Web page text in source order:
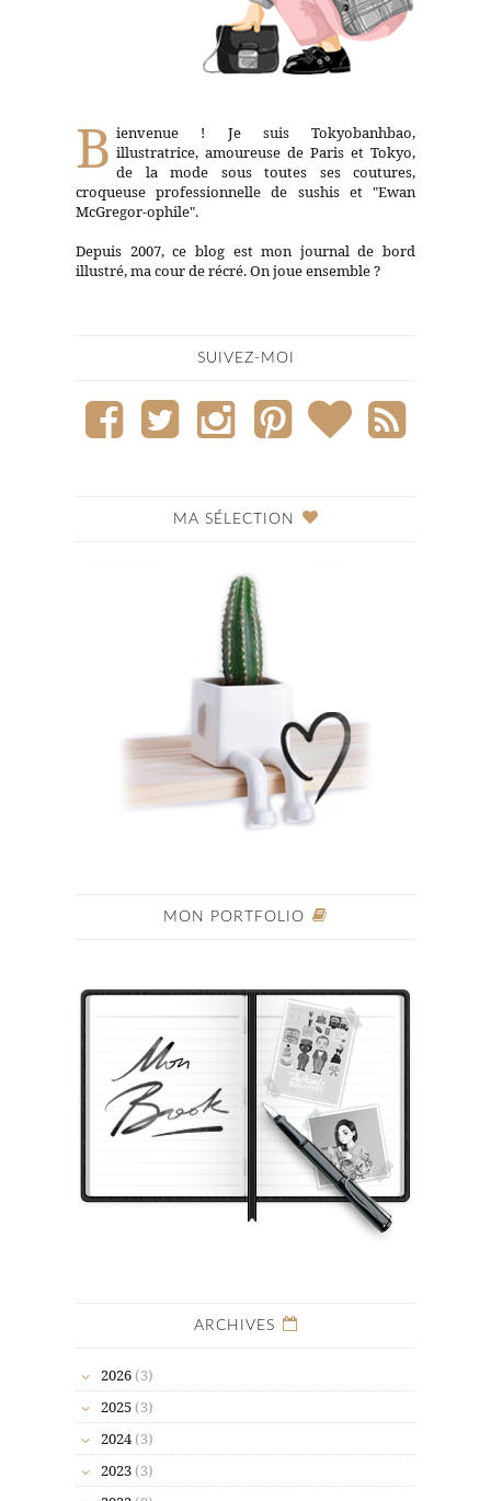
B ienvenue ! Je suis Tokyobanhbao,
illustratrice, amoureuse de Paris et Tokyo,
de la mode sous toutes ses coutures,
croqueuse professionnelle de sushis et "Ewan
McGregor-ophile".
Depuis 2007, ce blog est mon journal de bord
illustré, ma cour de récré. On joue ensemble ?
SUIVEZ-MOI
MA SÉLECTION
MON PORTFOLIO
ARCHIVES
2026 (3)
2025 (3)
2024 (3)
2023 (3)